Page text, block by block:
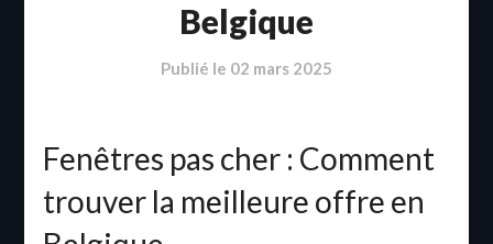
Belgique
Publié le 02 mars 2025
Fenêtres pas cher : Comment
trouver la meilleure offre en